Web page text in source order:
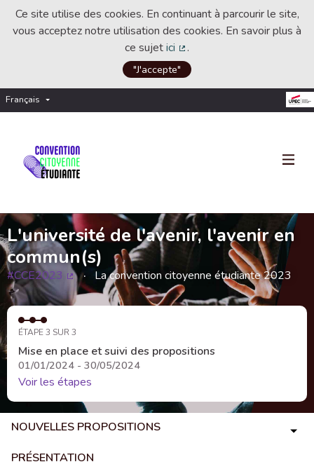
Ce site utilise des cookies. En continuant à parcourir le site,
vous acceptez notre utilisation des cookies. En savoir plus à
ce sujetici
(Lien externe)
.
"J'accepte"
Français Choisir la langue
L'université de l'avenir, l'avenir en
commun(s)
#CCE2023
(Lien externe)
La convention citoyenne étudiante 2023
ÉTAPE 3 SUR 3
Mise en place et suivi des propositions
01/01/2024 - 30/05/2024
Voir les étapes
NOUVELLES PROPOSITIONS
PRÉSENTATION